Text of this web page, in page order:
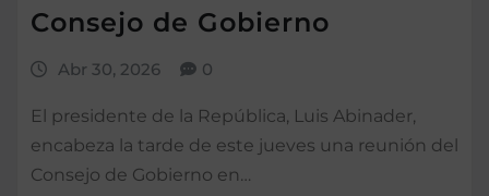
Consejo de Gobierno
Abr 30, 2026 0
El presidente de la República, Luis Abinader,
encabeza la tarde de este jueves una reunión del
Consejo de Gobierno en…